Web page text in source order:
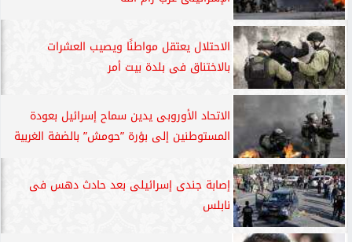
الاحتلال يعتقل مواطنًا ويصيب العشرات
بالاختناق فى بلدة بيت أمر
الاتحاد الأوروبى يدين سماح إسرائيل بعودة
المستوطنين إلى بؤرة ”حومش” بالضفة الغربية
إصابة جندى إسرائيلى بعد حادث دهس فى
نابلس